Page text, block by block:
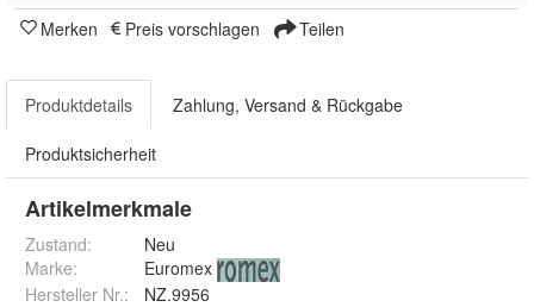
Merken Preis vorschlagen Teilen
Produktdetails Zahlung, Versand & Rückgabe
Produktsicherheit
Artikelmerkmale
Zustand:
Neu
Marke:
Euromex
Hersteller Nr.:
NZ.9956